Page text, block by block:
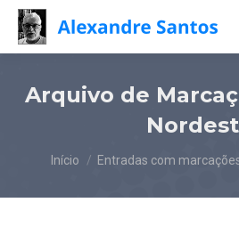
Arquivo de
Você está aqui:
Início Entradas com